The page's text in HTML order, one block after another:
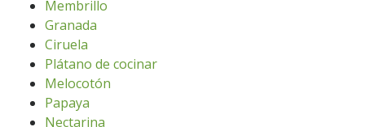
Membrillo
Granada
Ciruela
Plátano de cocinar
Melocotón
Papaya
Nectarina